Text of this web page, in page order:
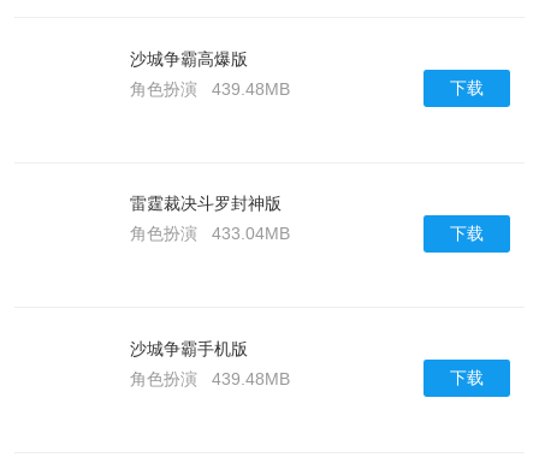
沙城争霸高爆版
角色扮演
439.48MB 下载
雷霆裁决斗罗封神版
角色扮演
433.04MB 下载
沙城争霸手机版
角色扮演
439.48MB 下载